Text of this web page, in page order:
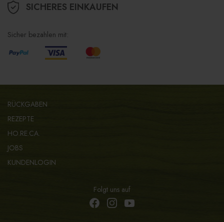
SICHERES EINKAUFEN
Sicher bezahlen mit:
RÜCKGABEN
REZEPTE
HO.RE.CA.
JOBS
KUNDENLOGIN
Folgt uns auf